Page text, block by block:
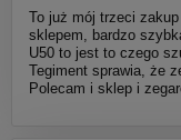
To już mój trzeci
sklepem, bardzo
U50 to jest to czego
Tegiment sprawia, że
Polecam i sklep i